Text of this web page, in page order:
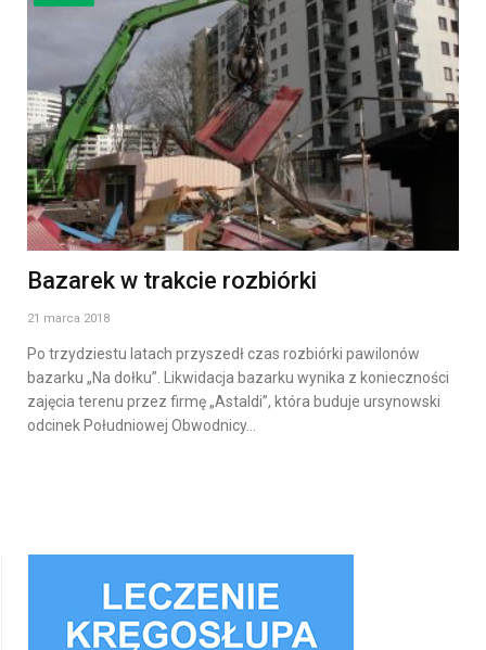
Bazarek w trakcie rozbiórki
21 marca 2018
Po trzydziestu latach przyszedł czas rozbiórki pawilonów
bazarku „Na dołku”. Likwidacja bazarku wynika z konieczności
zajęcia terenu przez firmę „Astaldi”, która buduje ursynowski
odcinek Południowej Obwodnicy…